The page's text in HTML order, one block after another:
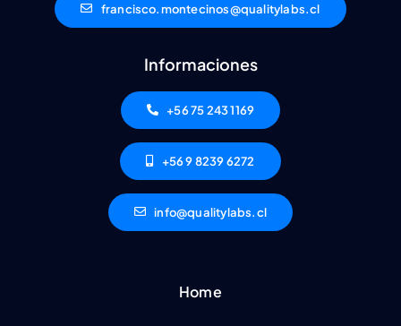
francisco.montecinos@qualitylabs.cl
Informaciones
+56 75 243 1169
+56 9 8239 6272
info@qualitylabs.cl
Home